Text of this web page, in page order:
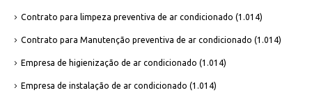
Contrato para limpeza preventiva de ar condicionado (1.014)
Contrato para Manutenção preventiva de ar condicionado (1.014)
Empresa de higienização de ar condicionado (1.014)
Empresa de instalação de ar condicionado (1.014)